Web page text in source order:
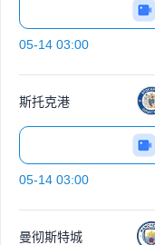
05-14 03:00
斯托克港
05-14 03:00
曼彻斯特城